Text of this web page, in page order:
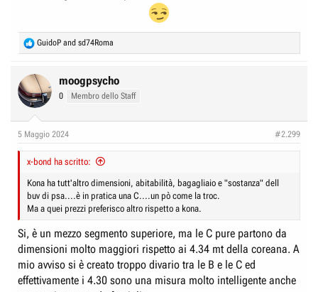
R
e
c
t
i
s
GuidoP and sd74Roma
moogpsycho
0 Membro dello Staff
5 Maggio 2024 #2.299
x-bond ha scritto:
Kona ha tutt'altro dimensioni, abitabilità, bagagliaio e "sostanza" dell
buv di psa....è in pratica una C....un pò come la troc.
Ma a quei prezzi preferisco altro rispetto a kona.
Si, è un mezzo segmento superiore, ma le C pure partono da
dimensioni molto maggiori rispetto ai 4.34 mt della coreana. A
mio avviso si è creato troppo divario tra le B e le C ed
effettivamente i 4.30 sono una misura molto intelligente anche